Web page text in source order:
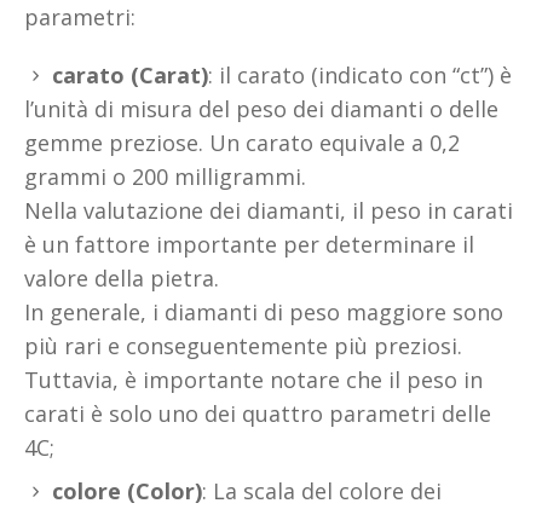
parametri:
carato (Carat): il carato (indicato con “ct”) è
l’unità di misura del peso dei diamanti o delle
gemme preziose. Un carato equivale a 0,2
grammi o 200 milligrammi.
Nella valutazione dei diamanti, il peso in carati
è un fattore importante per determinare il
valore della pietra.
In generale, i diamanti di peso maggiore sono
più rari e conseguentemente più preziosi.
Tuttavia, è importante notare che il peso in
carati è solo uno dei quattro parametri delle
4C;
colore (Color): La scala del colore dei